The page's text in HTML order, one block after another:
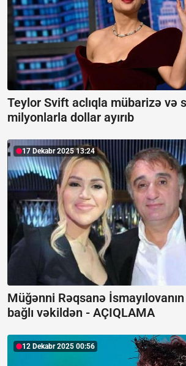
Teylor Svift aclıqla mübarizə və
milyonlarla dollar ayırıb
17 Dekabr 2025 13:24
Müğənni Rəqsanə
bağlı vəkildən - AÇIQLAMA
12 Dekabr 2025 00:56